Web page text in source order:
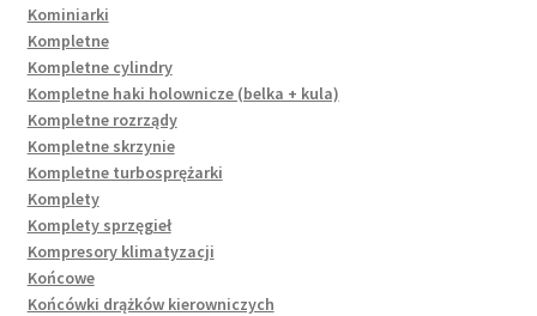
Kominiarki
Kompletne
Kompletne cylindry
Kompletne haki holownicze (belka + kula)
Kompletne rozrządy
Kompletne skrzynie
Kompletne turbosprężarki
Komplety
Komplety sprzęgieł
Kompresory klimatyzacji
Końcowe
Końcówki drążków kierowniczych